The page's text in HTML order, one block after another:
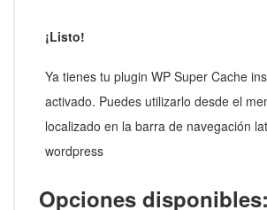
¡Listo!
Ya tienes tu plugin WP Super Cache
activado. Puedes utilizarlo desde el
localizado en la barra de navegación
wordpress
Opciones disponibles: